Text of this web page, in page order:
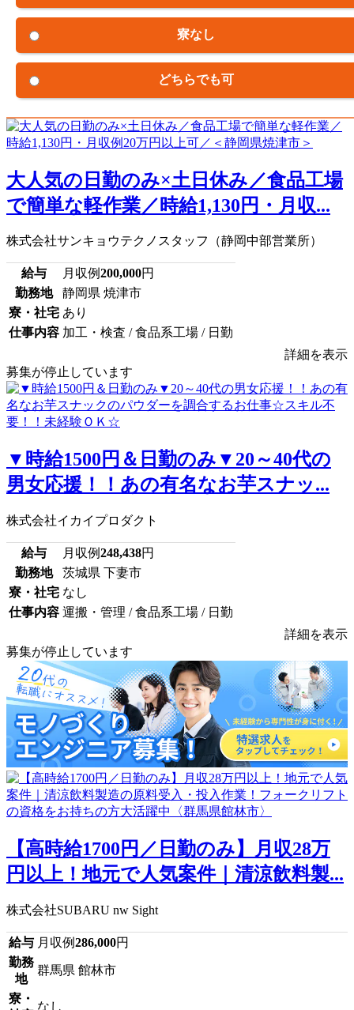
寮なし
どちらでも可
大人気の日勤のみ×土日休み／食品工場
で簡単な軽作業／時給1,130円・月収...
株式会社サンキョウテクノスタッフ（静岡中部営業所）
給与 月収例200,000円
勤務地
静岡県 焼津市
寮・社宅 あり
仕事内容 加工・検査 / 食品系工場 / 日勤
詳細を表示
募集が停止しています
▼時給1500円＆日勤のみ▼20～40代の
男女応援！！あの有名なお芋スナッ...
株式会社イカイプロダクト
給与 月収例248,438円
勤務地
茨城県 下妻市
寮・社宅 なし
仕事内容 運搬・管理 / 食品系工場 / 日勤
詳細を表示
募集が停止しています
【高時給1700円／日勤のみ】月収28万
円以上！地元で人気案件｜清涼飲料製...
株式会社SUBARU nw Sight
給与 月収例286,000円
勤務
地
群馬県 館林市
寮・
なし